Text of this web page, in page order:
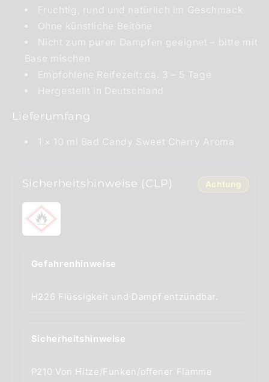
Fruchtig, rund und natürlich im Geschmack
Ohne künstliche Beitöne
Nicht zum puren Dampfen geeignet – bitte mit
Base mischen
Empfohlene Reifezeit: ca. 3 – 5 Tage
Hergestellt in Deutschland
Lieferumfang
1 × 10 ml Bad Candy Sweet Cherry Aroma
Sicherheitshinweise (CLP) Achtung
Gefahrenhinweise
Sicherheitshinweise
P210 Von Hitze/Funken/offener Flamme